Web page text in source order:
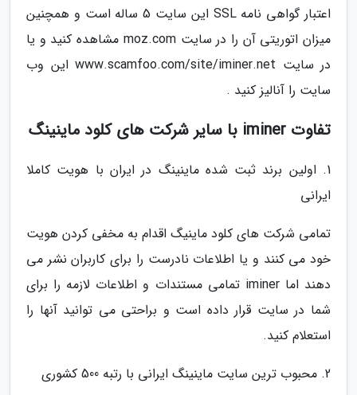
اعتبار گواهی نامه SSL این سایت 5 ساله است و همچنین
میزان اتوریتی آن را در سایت moz.com مشاهده کنید و یا
در سایت www.scamfoo.com/site/iminer.net این وب
سایت را آنالیز کنید .
تفاوت iminer با سایر شرکت های کلود ماینینگ
1. اولین برند ثبت شده ماینینگ در ایران با هویت کاملا
ایرانی
تمامی شرکت های کلود ماینیگ اقدام به مخفی کردن هویت
خود می کنند و یا اطلاعات نادرست را برای کاربران نشر می
دهند اما iminer تمامی مستندات و اطلاعات لازمه را برای
شما در سایت قرار داده است و براحتی می توانید آنها را
استعلام کنید.
2. محبوب ترین سایت ماینینگ ایرانی با رتبه 500 کشوری